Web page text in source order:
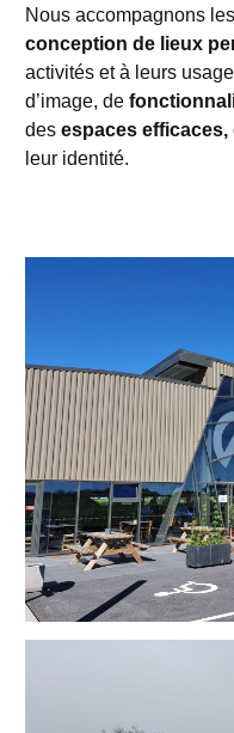
Nous accompagnons
conception de lieux
activités et à leurs
d’image, de
des espaces
leur identité.